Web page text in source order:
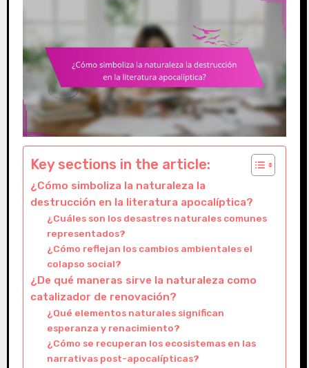
Key sections in the article:
¿Cómo simboliza la naturaleza la
destrucción en la literatura apocalíptica?
¿Cuáles son los desastres naturales comunes
representados?
¿Cómo reflejan los cambios ambientales el
colapso social?
¿De qué maneras sirve la naturaleza como
catalizador de renovación?
¿Qué elementos naturales significan
esperanza y renacimiento?
¿Cómo se recuperan los ecosistemas en las
narrativas post-apocalípticas?